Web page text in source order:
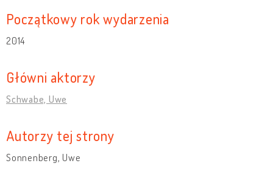
Początkowy rok wydarzenia
2014
Główni aktorzy
Schwabe, Uwe
Autorzy tej strony
Sonnenberg, Uwe